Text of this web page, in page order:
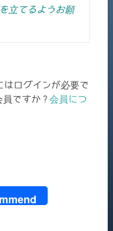
立てるようお願
はログインが必要で
員ですか ? 会員につ